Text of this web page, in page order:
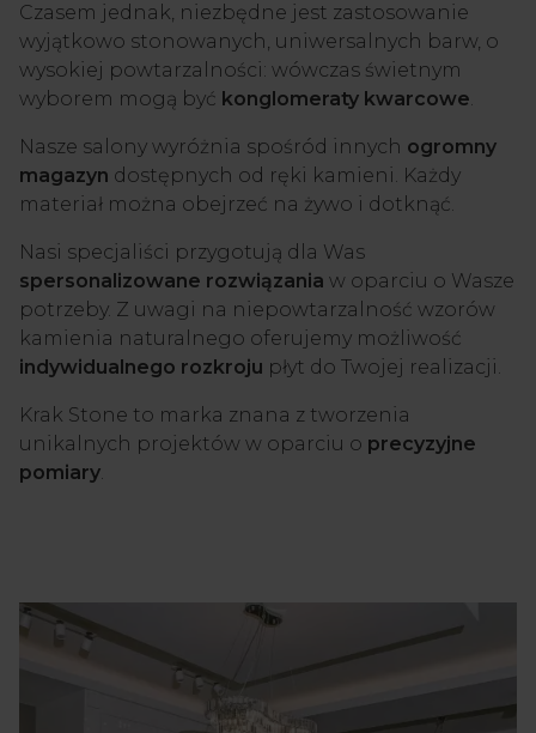
Czasem jednak, niezbędne jest zastosowanie
wyjątkowo stonowanych, uniwersalnych barw, o
wysokiej powtarzalności: wówczas świetnym
wyborem mogą być konglomeraty kwarcowe.
Nasze salony wyróżnia spośród innych ogromny
magazyn dostępnych od ręki kamieni. Każdy
materiał można obejrzeć na żywo i dotknąć.
Nasi specjaliści przygotują dla Was
spersonalizowane rozwiązania w oparciu o Wasze
potrzeby. Z uwagi na niepowtarzalność wzorów
kamienia naturalnego oferujemy możliwość
indywidualnego rozkroju płyt do Twojej realizacji.
Krak Stone to marka znana z tworzenia
unikalnych projektów w oparciu o precyzyjne
pomiary.